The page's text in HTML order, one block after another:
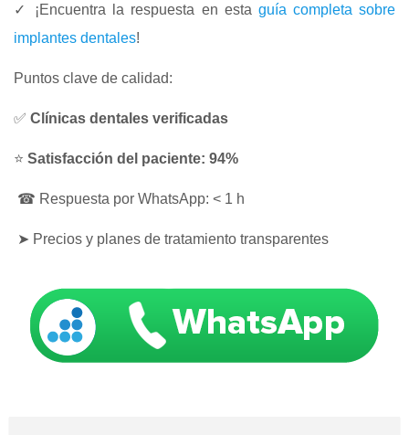
✓ ¡Encuentra la respuesta en esta guía completa sobre
implantes dentales!
Puntos clave de calidad:
✅ Clínicas dentales verificadas
⭐ Satisfacción del paciente: 94%
☎ Respuesta por WhatsApp: < 1 h
➤ Precios y planes de tratamiento transparentes